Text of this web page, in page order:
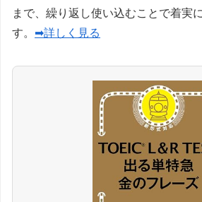
まで、繰り返し使い込むことで着実
す。 ➡詳しく見る